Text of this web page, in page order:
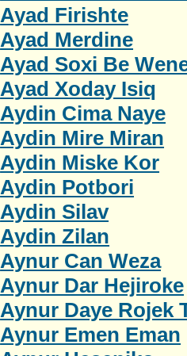
Ayad Firishte
Ayad Merdine
Ayad Soxi Be
Ayad Xoday Isiq
Aydin Cima Naye
Aydin Mire Miran
Aydin Miske Kor
Aydin Potbori
Aydin Silav
Aydin Zilan
Aynur Can Weza
Aynur Dar Hejiroke
Aynur Daye Rojek
Aynur Emen Eman